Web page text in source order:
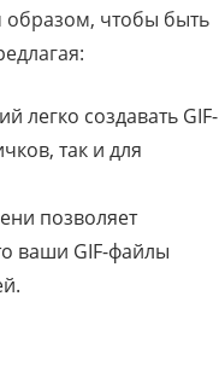
образом, чтобы быть
легко создавать GIF-
так и для
позволяет
ваши GIF-файлы